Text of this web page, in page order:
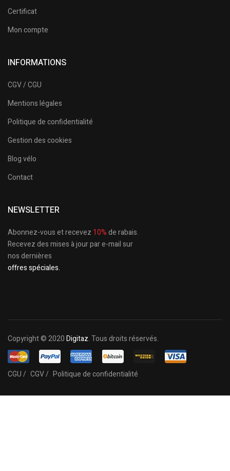
Certificat
Mon compte
INFORMATIONS
CGV / CGU
Mentions légales
Politique de confidentialité
Gestion des cookies
Blog vélo
Contact
NEWSLETTER
Abonnez-vous et recevez 10%de rabais.
Recevez des mises à jour par e-mail sur
nos dernières
offres spéciales.
Copyright © 2020Digitaz. Tous droits réservés.
CGU / CGV / Politique de confidentialité